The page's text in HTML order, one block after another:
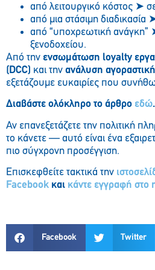
από λειτουργικό κόστος ➤
από μια στάσιμη διαδικασία
από “υποχρεωτική ανάγκη”
ξενοδοχείου.
Από την ενσωμάτωση loyalty
(DCC) και την ανάλυση
εξετάζουμε ευκαιρίες που
Διαβάστε ολόκληρο το άρθρο εδώ.
Αν επανεξετάζετε την πολιτική
το κάνετε — αυτό είναι ένα
πιο σύγχρονη προσέγγιση.
Επισκεφθείτε τακτικά την
Facebook και κάντε εγγραφή στο
Facebook Twitter